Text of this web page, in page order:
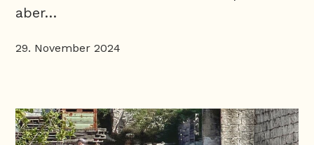
aber…
29. November 2024